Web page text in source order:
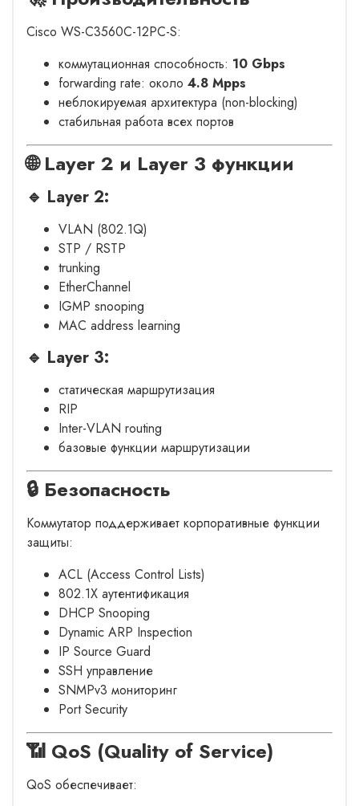
Cisco WS-C3560C-12PC-S:
коммутационная способность: 10 Gbps
forwarding rate: около 4.8 Mpps
неблокируемая архитектура (non-blocking)
стабильная работа всех портов
🌐 Layer 2 и Layer 3 функции
🔹 Layer 2:
VLAN (802.1Q)
STP / RSTP
trunking
EtherChannel
IGMP snooping
MAC address learning
🔹 Layer 3:
статическая маршрутизация
RIP
Inter-VLAN routing
базовые функции маршрутизации
🔒 Безопасность
Коммутатор поддерживает корпоративные функции
защиты:
ACL (Access Control Lists)
802.1X аутентификация
DHCP Snooping
Dynamic ARP Inspection
IP Source Guard
SSH управление
SNMPv3 мониторинг
Port Security
📶 QoS (Quality of Service)
QoS обеспечивает: